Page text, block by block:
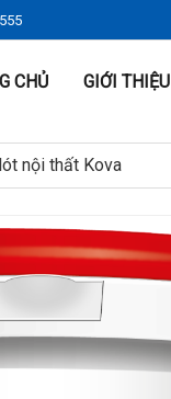
CHỦ GIỚI THIỆU
nội thất Kova